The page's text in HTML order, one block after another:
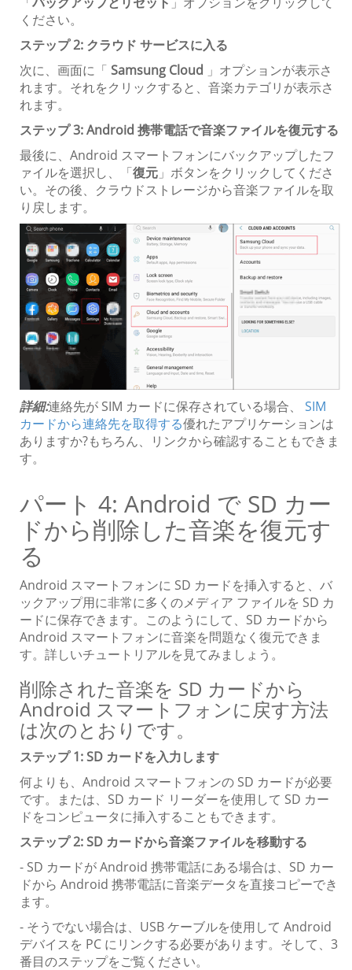
ください。
ステップ 2: クラウド サービスに入る
次に、画面に「 Samsung Cloud 」オプションが表示さ
れます。それをクリックすると、音楽カテゴリが表示さ
れます。
ステップ 3: Android 携帯電話で音楽ファイルを復元する
最後に、Android スマートフォンにバックアップしたフ
ァイルを選択し、「復元 」ボタンをクリックしてくださ
い。その後、クラウドストレージから音楽ファイルを取
り戻します。
詳細:連絡先が SIM カードに保存されている場合、 SIM
カードから連絡先を取得する優れたアプリケーションは
ありますか?もちろん、リンクから確認することもできま
す。
パート 4: Android で SD カー
ドから削除した音楽を復元す
る
Android スマートフォンに SD カードを挿入すると、バ
ックアップ用に非常に多くのメディア ファイルを SD カ
ードに保存できます。このようにして、SD カードから
Android スマートフォンに音楽を問題なく復元できま
す。詳しいチュートリアルを見てみましょう。
削除された音楽を SD カードから
Android スマートフォンに戻す方法
は次のとおりです。
ステップ 1: SD カードを入力します
何よりも、Android スマートフォンの SD カードが必要
です。または、SD カード リーダーを使用して SD カー
ドをコンピュータに挿入することもできます。
ステップ 2: SD カードから音楽ファイルを移動する
- SD カードが Android 携帯電話にある場合は、SD カー
ドから Android 携帯電話に音楽データを直接コピーでき
ます。
- そうでない場合は、USB ケーブルを使用して Android
デバイスを PC にリンクする必要があります。そして、3
番目のステップをご覧ください。